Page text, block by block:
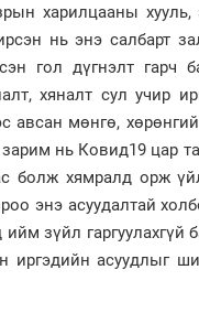
харилцааны
нь энэ салбарт
гол дүгнэлт гарч
хяналт сул учир
авсан мөнгө,
зарим нь Ковид19 цар
болж хямралд орж
энэ асуудалтай
зүйл гаргуулахгүй
иргэдийн асуудлыг